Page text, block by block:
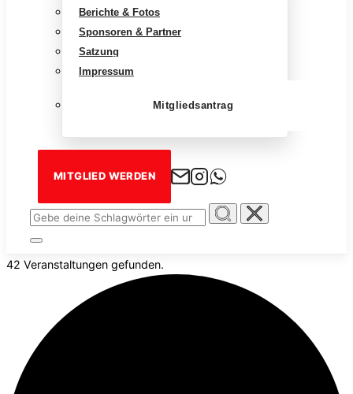
Berichte & Fotos
Sponsoren & Partner
Satzung
Impressum
Mitgliedsantrag
MITGLIED WERDEN
Suchen
nach:
Seitenleiste
Navigation
42 Veranstaltungen gefunden.